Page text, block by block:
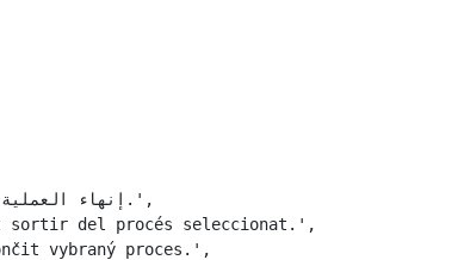
del procés seleccionat.',
vybraný proces.',